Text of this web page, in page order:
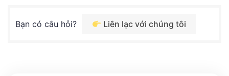
Bạn có câu hỏi? Liên lạc với chúng tôi